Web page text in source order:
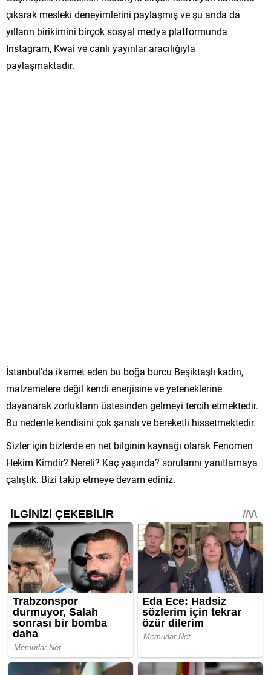
çıkarak mesleki deneyimlerini paylaşmış ve şu anda da
yılların birikimini birçok sosyal medya platformunda
Instagram, Kwai ve canlı yayınlar aracılığıyla
paylaşmaktadır.
İstanbul’da ikamet eden bu boğa burcu Beşiktaşlı kadın,
malzemelere değil kendi enerjisine ve yeteneklerine
dayanarak zorlukların üstesinden gelmeyi tercih etmektedir.
Bu nedenle kendisini çok şanslı ve bereketli hissetmektedir.
Sizler için bizlerde en net bilginin kaynağı olarak Fenomen
Hekim Kimdir? Nereli? Kaç yaşında? sorularını yanıtlamaya
çalıştık. Bizi takip etmeye devam ediniz.